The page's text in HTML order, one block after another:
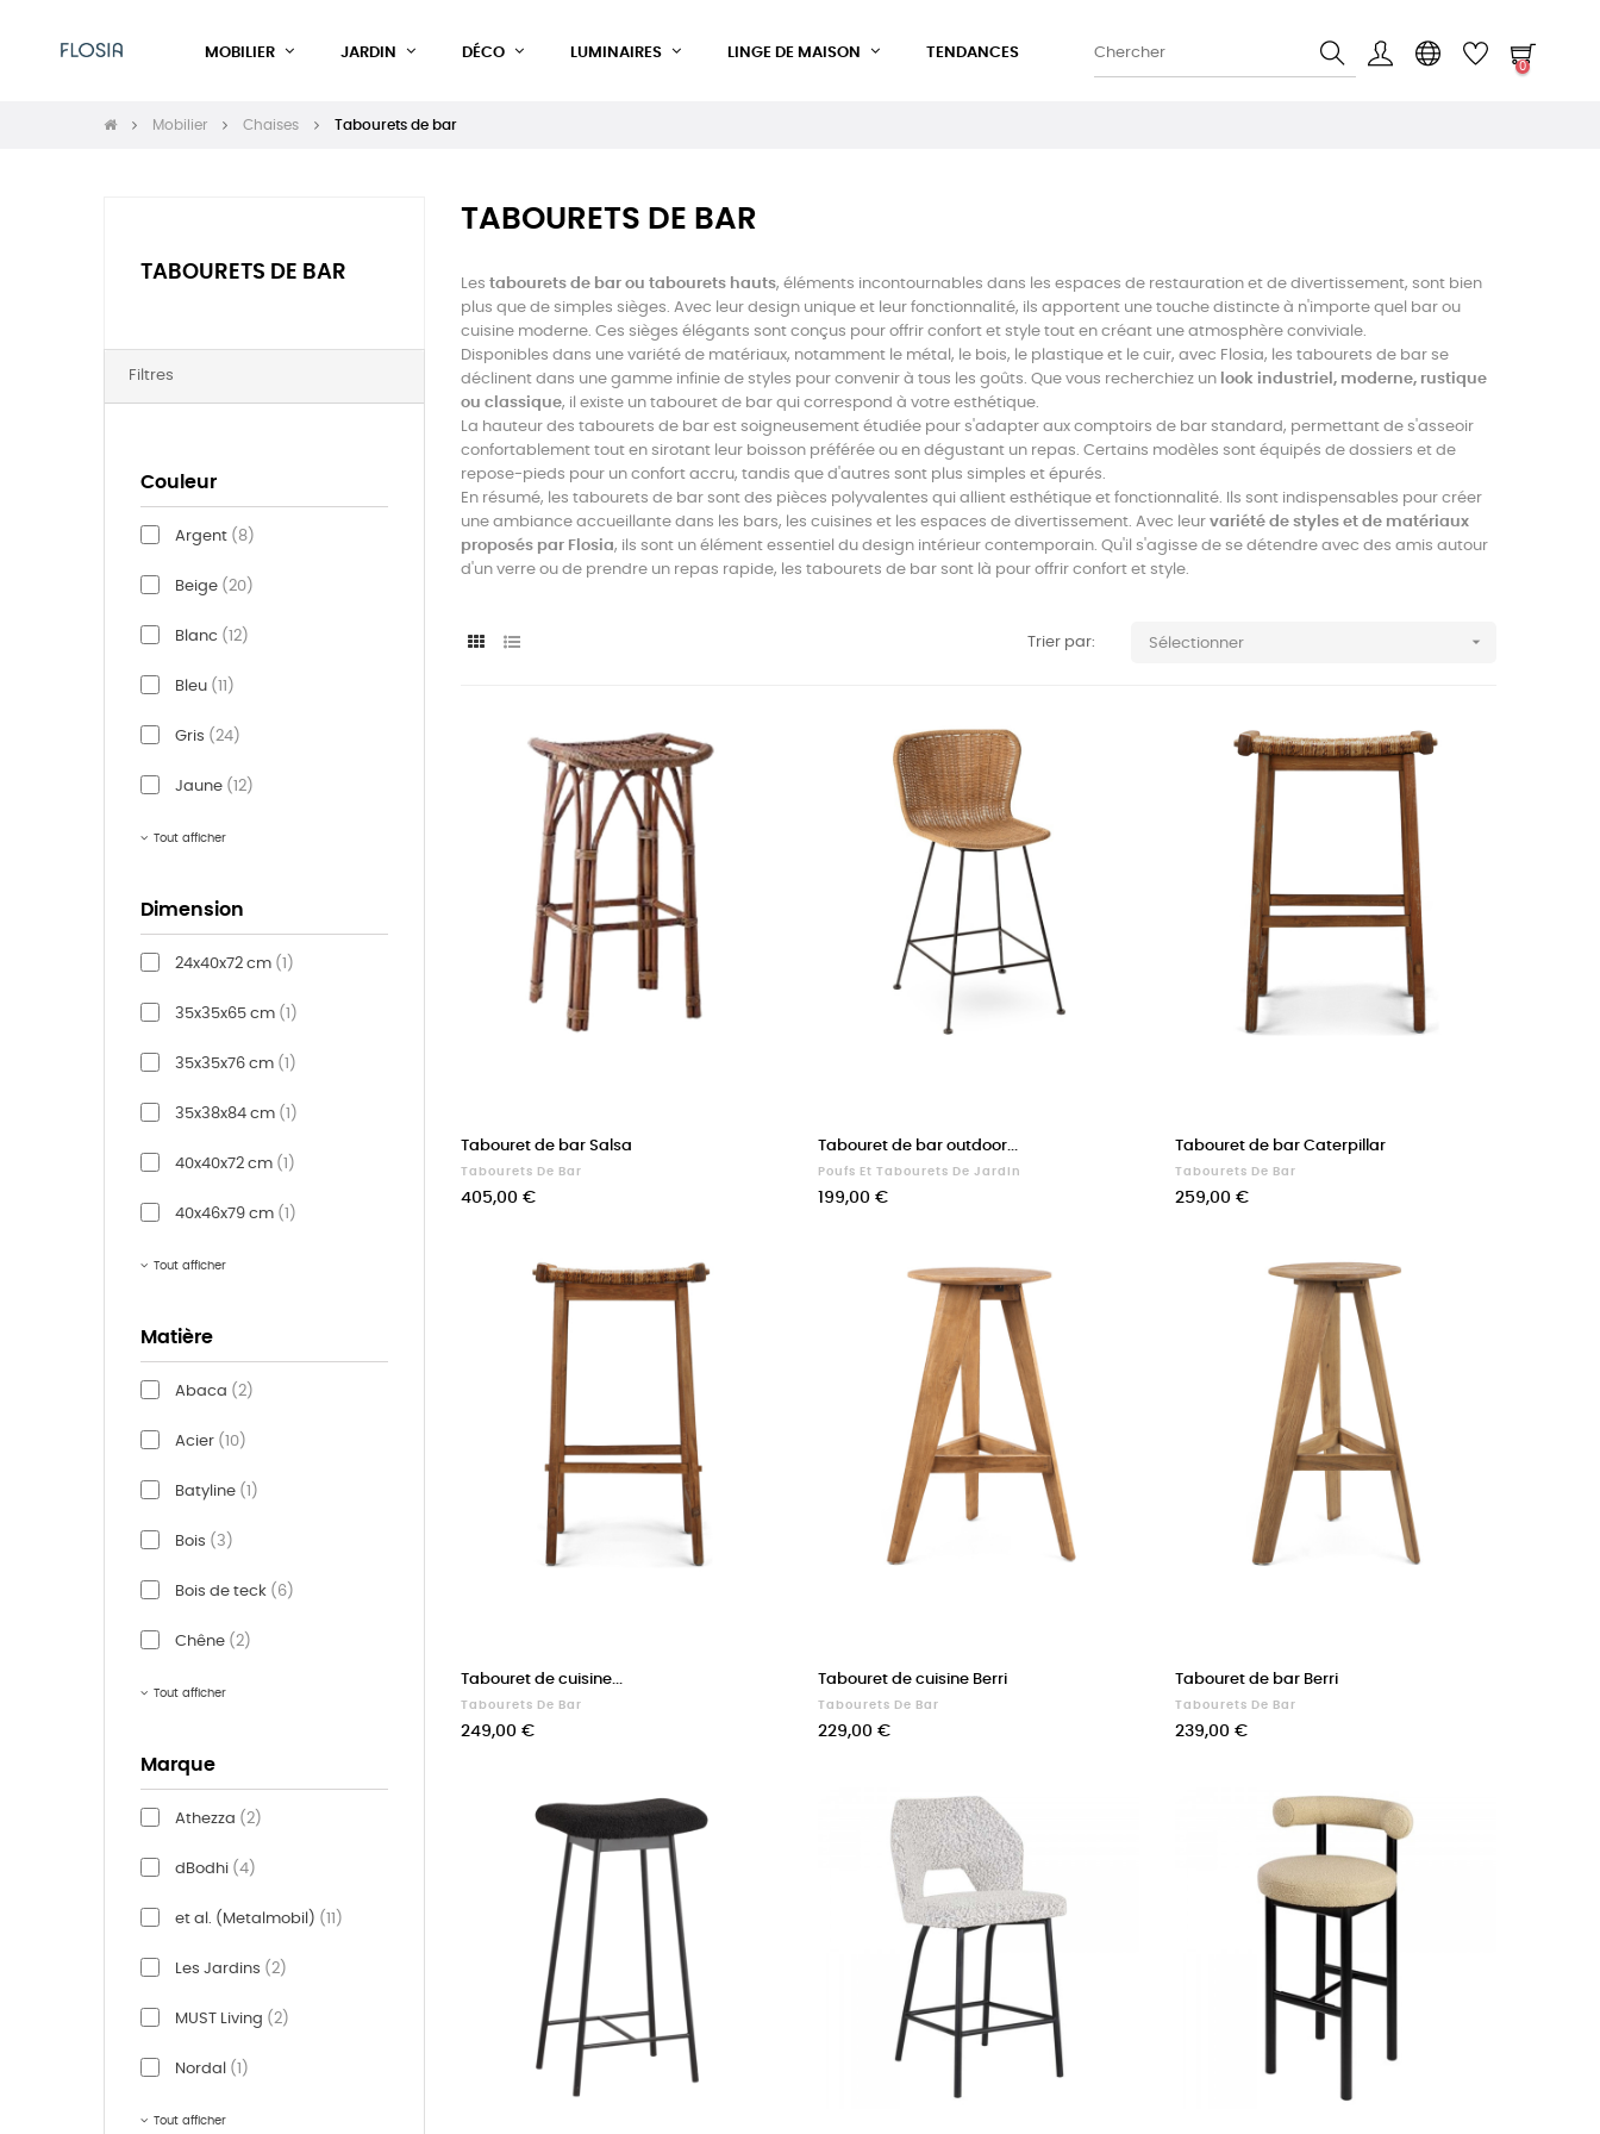
MOBILIER JARDIN DÉCO LUMINAIRES LINGE DE MAISON TENDANCES
0
Mobilier Chaises Tabourets de bar
TABOURETS DE BAR
Filtres
Couleur
Argent (8)
Beige (20)
Blanc (12)
Bleu (11)
Gris (24)
Jaune (12)
Tout afficher
Dimension
24x40x72 cm (1)
35x35x65 cm (1)
35x35x76 cm (1)
35x38x84 cm (1)
40x40x72 cm (1)
40x46x79 cm (1)
Tout afficher
Matière
Abaca (2)
Acier (10)
Batyline (1)
Bois (3)
Bois de teck (6)
Chêne (2)
Tout afficher
Marque
Athezza (2)
dBodhi (4)
et al. (Metalmobil) (11)
Les Jardins (2)
MUST Living (2)
Nordal (1)
Tout afficher
TABOURETS DE BAR
Les tabourets de bar ou tabourets hauts, éléments incontournables dans les espaces de restauration et de divertissement, sont bien
plus que de simples sièges. Avec leur design unique et leur fonctionnalité, ils apportent une touche distincte à n'importe quel bar ou
cuisine moderne. Ces sièges élégants sont conçus pour offrir confort et style tout en créant une atmosphère conviviale.
Disponibles dans une variété de matériaux, notamment le métal, le bois, le plastique et le cuir, avec Flosia, les tabourets de bar se
déclinent dans une gamme infinie de styles pour convenir à tous les goûts. Que vous recherchiez un look industriel, moderne, rustique
ou classique, il existe un tabouret de bar qui correspond à votre esthétique.
La hauteur des tabourets de bar est soigneusement étudiée pour s'adapter aux comptoirs de bar standard, permettant de s'asseoir
confortablement tout en sirotant leur boisson préférée ou en dégustant un repas. Certains modèles sont équipés de dossiers et de
repose-pieds pour un confort accru, tandis que d'autres sont plus simples et épurés.
En résumé, les tabourets de bar sont des pièces polyvalentes qui allient esthétique et fonctionnalité. Ils sont indispensables pour créer
une ambiance accueillante dans les bars, les cuisines et les espaces de divertissement. Avec leur variété de styles et de matériaux
proposés par Flosia, ils sont un élément essentiel du design intérieur contemporain. Qu'il s'agisse de se détendre avec des amis autour
d'un verre ou de prendre un repas rapide, les tabourets de bar sont là pour offrir confort et style.
Trier par: Sélectionner 
Tabouret de bar Salsa
Tabourets De Bar
Prix
405,00 €
Tabouret de bar outdoor...
Poufs Et Tabourets De Jardin
Prix
199,00 €
Tabouret de bar Caterpillar
Tabourets De Bar
Prix
259,00 €
Tabouret de cuisine...
Tabourets De Bar
Prix
249,00 €
Tabouret de cuisine Berri
Tabourets De Bar
Prix
229,00 €
Tabouret de bar Berri
Tabourets De Bar
Prix
239,00 €